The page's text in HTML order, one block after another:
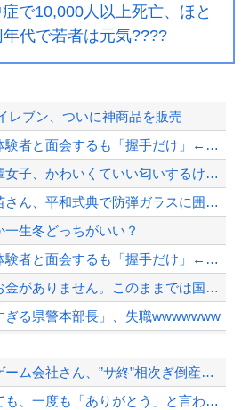
症で10,000人以上死亡、ほと
代で若者は元気????
レブン、ついに神商品を販売
高市総理、被爆体験者と面会するも「握手だけ」←何のために会うんだよ…
ワイの職場の後輩女子、かわいくていい匂いするけどマジでとんでもなく無能
【悲報】高市早苗さん、平和式典で防弾ガラスに囲われながらスピーチ
一生冬どっちがいい？
高市総理、被爆体験者と面会するも「握手だけ」←何のために会うんだよ…
国連事務総長「お金がありません。このままでは国連が完全崩壊します。助けて下さい」
ぎる県警本部長」、失職wwwwwww
【おわった】三峡ダム、豪雨で13基の水門を開き大規模放流開始か 下流の工場地帯に...
ジャンポケ斎藤と代理人のやりとり、「地獄すぎて完全にコントになってる……」と衝撃...
【悲報】スマホゲーム会社さん、”サ終”相次ぎ倒産しまくってる模様
彼は私が何かしても、一度も「ありがとう」と言わない